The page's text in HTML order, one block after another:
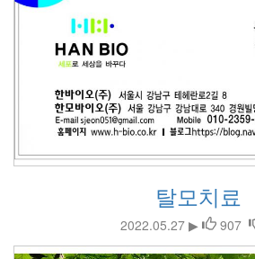
탈모치료
2022.05.27 ▶ 907